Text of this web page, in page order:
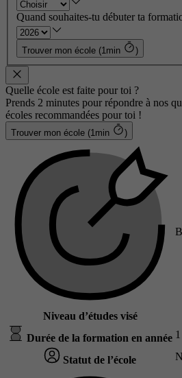
Quand souhaites-tu débuter ta
Trouver mon école (1min )
Quelle école est faite pour toi ?
Prends 2 minutes pour répondre à nos
écoles recommandées pour toi !
Trouver mon école (1min )
Niveau d’études visé
Durée de la formation en année
Statut de l’école